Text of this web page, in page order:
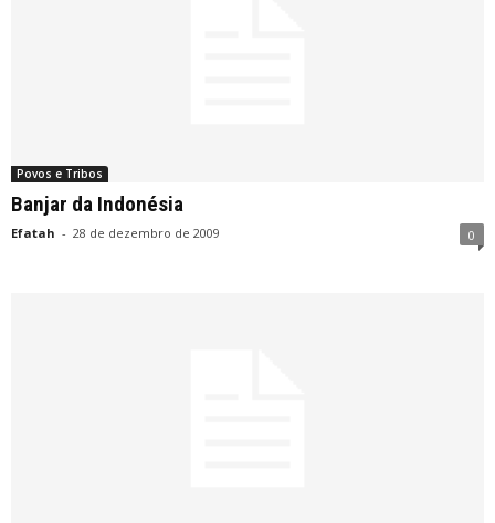
Povos e Tribos
Banjar da Indonésia
Efatah - 28 de dezembro de 2009 0